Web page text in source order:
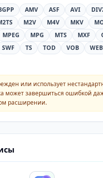
AMV ASF AVI
M2V M4V MKV
MPEG MPG MTS MXF
SWF TS TOD VOB
или использует
может завершиться ошибкой
расширении.